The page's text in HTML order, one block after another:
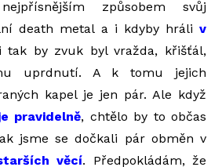
způsobem svůj
death metal a i kdyby hráli v
tak by zvuk byl vražda, křišťál,
uprdnutí. A k tomu jejich
kapel je jen pár. Ale když
pravidelně, chtělo by to občas
jsme se dočkali pár obměn v
věcí. Předpokládám, že